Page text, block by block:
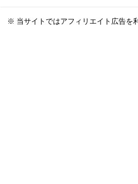
※ 当サイトではアフィリエイト広告を